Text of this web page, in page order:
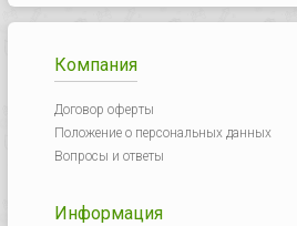
Компания
Договор оферты
Положение о персональных данных
Вопросы и ответы
Информация